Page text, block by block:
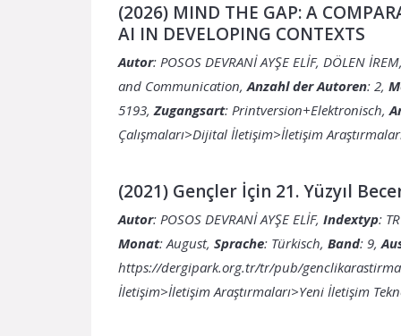
(2026) MIND THE GAP: A
AI IN DEVELOPING CONTEXTS
Autor: POSOS DEVRANİ AYŞE ELİF, DÖLEN
and Communication,Anzahl der Autoren: 2,
5193,Zugangsart: Printversion+Elektronisch,
Çalışmaları>Dijital İletişim>İletişim
(2021) Gençler İçin 21. Yüzyıl
Autor: POSOS DEVRANİ AYŞE ELİF, Indextyp:
Monat: August, Sprache: Türkisch, Band: 9,
https://dergipark.org.tr/tr/pub/
İletişim>İletişim Araştırmaları>Yeni İletişim